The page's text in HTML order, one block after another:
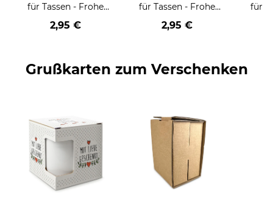
für Tassen - Frohe
Weihnachten - HO
HO HO - rot
2,95 €
für Tassen - Frohe
Weihnachten - HO
HO HO - schwarz
2,95 €
für
Grußkarten zum Verschenken